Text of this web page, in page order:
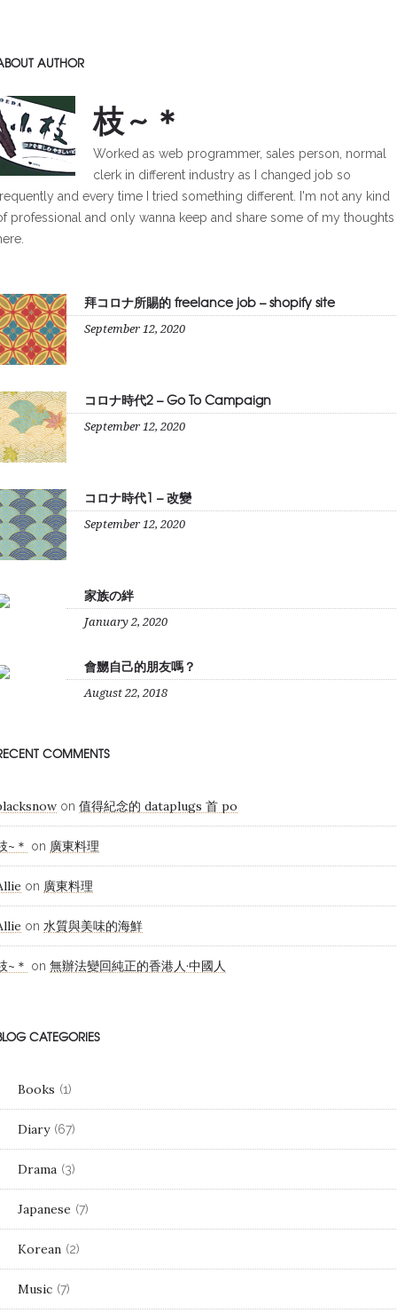
AUTHOR
枝~＊
Worked as web programmer, sales person, normal
clerk in different industry as I changed job so
and every time I tried something different. I'm not any kind
professional and only wanna keep and share some of my thoughts
拜コロナ所賜的 freelance job – shopify site
September 12, 2020
コロナ時代2 – Go To Campaign
September 12, 2020
コロナ時代1 – 改變
September 12, 2020
家族の絆
January 2, 2020
會嬲自己的朋友嗎？
August 22, 2018
COMMENTS
on 值得紀念的 dataplugs 首 po
~＊ on 廣東料理
on 廣東料理
on 水質與美味的海鮮
~＊ on 無辦法變回純正的香港人·中國人
CATEGORIES
Books (1)
Diary (67)
Drama (3)
Japanese (7)
Korean (2)
Music (7)